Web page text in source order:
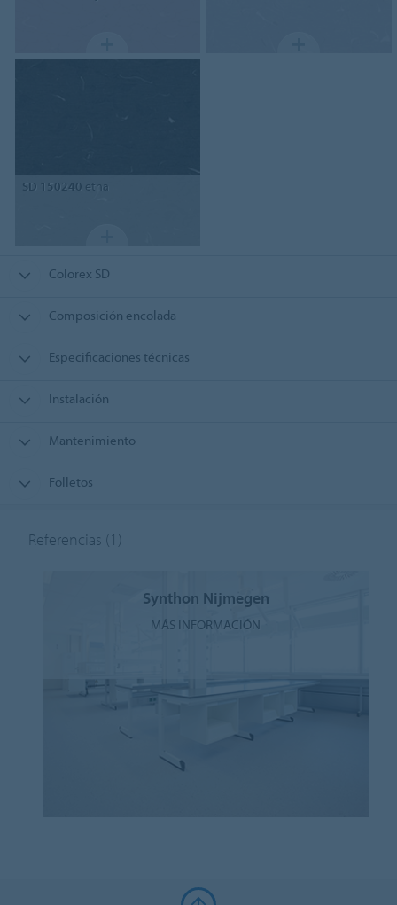
SD 150240 etna
Colorex SD
Composición encolada
Especificaciones técnicas
Instalación
Mantenimiento
Folletos
Referencias (1)
Synthon Nijmegen
MÁS INFORMACIÓN